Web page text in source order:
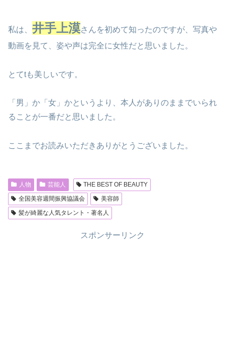
私は、 井手上漠さんを初めて知ったのですが、写真や
動画を見て、姿や声は完全に女性だと思いました。
とてtも美しいです。
「男」か「女」かというより、本人がありのままでいられ
ることが一番だと思いました。
ここまでお読みいただきありがとうございました。
人物 芸能人
THE BEST OF BEAUTY
全国美容週間振興協議会
美容師
髪が綺麗な人気タレント・著名人
スポンサーリンク